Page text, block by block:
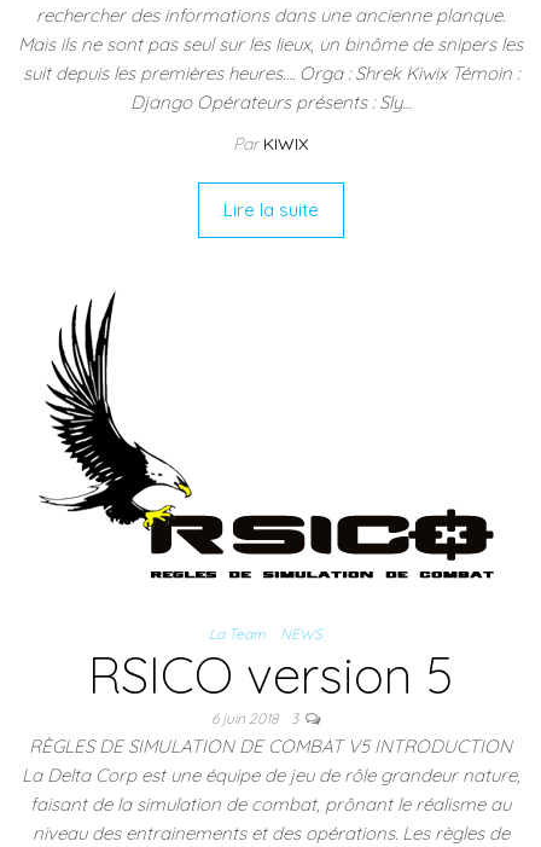
rechercher des informations dans une ancienne planque.
Mais ils ne sont pas seul sur les lieux, un binôme de snipers les
suit depuis les premières heures…. Orga : Shrek Kiwix Témoin :
Django Opérateurs présents : Sly…
ParKIWIX
Lire la suite
La Team NEWS
RSICO version 5
6 juin 2018 3
RÈGLES DE SIMULATION DE COMBAT V5 INTRODUCTION
La Delta Corp est une équipe de jeu de rôle grandeur nature,
faisant de la simulation de combat, prônant le réalisme au
niveau des entrainements et des opérations. Les règles de